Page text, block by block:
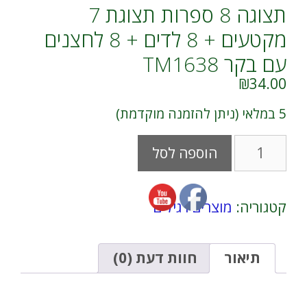
תצוגה 8 ספרות תצוגת 7
מקטעים + 8 לדים + 8 לחצנים
עם בקר TM1638
₪34.00
5 במלאי (ניתן להזמנה מוקדמת)
כמות
תצוגה
תצוגת
מקטעים
8
הוספה לסל
t
i
v
קטגוריה: מוצרים רגילים
תיאור חוות דעת (0)